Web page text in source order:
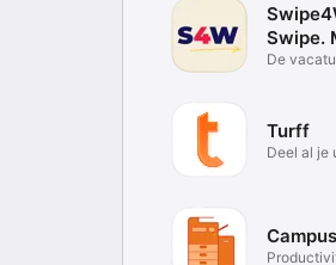
Swipe.
Work
De
Turff
Deel al je